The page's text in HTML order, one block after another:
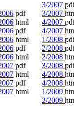
pdf
html
pdf
html
pdf
html
pdf
html
pdf
html
3/2007
3/2007
4/2007
4/2007
1/2008
2/2008
2/2008
3/2008
4/2008
4/2008
1/2009
2/2009